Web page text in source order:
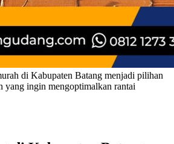
di Kabupaten Batang menjadi pilihan
yang ingin mengoptimalkan rantai